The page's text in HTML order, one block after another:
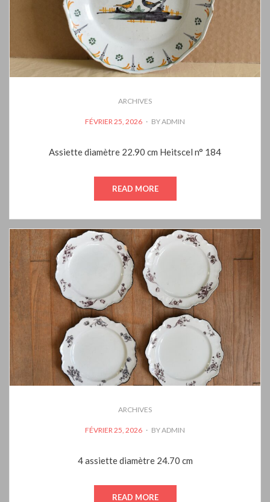
ARCHIVES
POSTED
FÉVRIER 25, 2026 BYADMIN
Assiette diamètre 22.90 cm Heitscel n° 184
READ MORE
ARCHIVES
POSTED
FÉVRIER 25, 2026 BYADMIN
4 assiette diamètre 24.70 cm
READ MORE